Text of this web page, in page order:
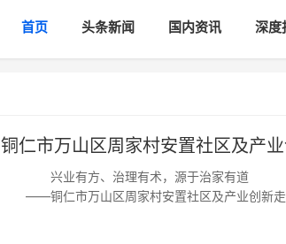
首页 头条新闻 国内资讯 深度
铜仁市万山区周家村安置社区及产
兴业有方、治理有术，源于治家有道
——铜仁市万山区周家村安置社区及产业创新走